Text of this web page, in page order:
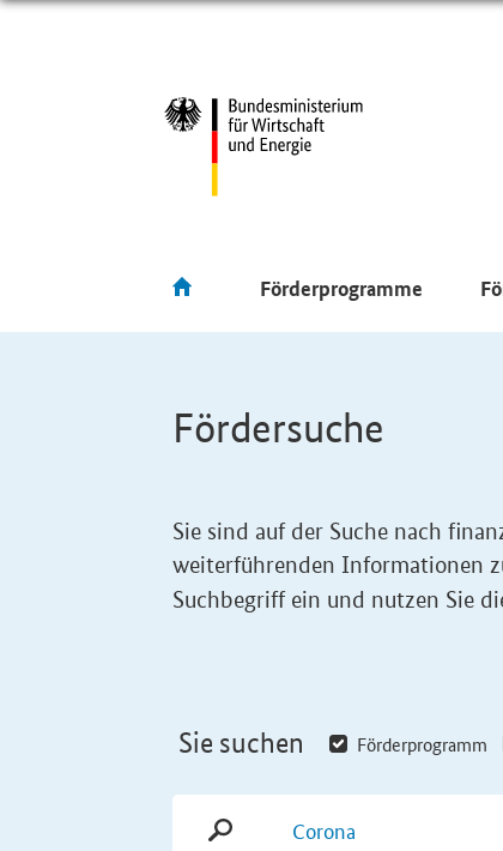
Förderprogramme
Fördersuche
Sie sind auf der Suche nach
weiterführenden Informationen
Suchbegriff ein und nutzen Sie
Sie suchen Förderprogramm